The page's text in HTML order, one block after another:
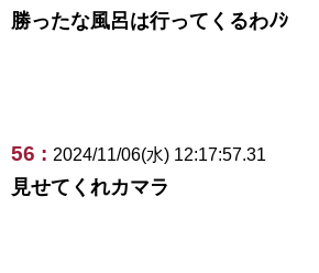
勝ったな風呂は行ってくるわﾉｼ
56 : 2024/11/06(水) 12:17:57.31
見せてくれカマラ